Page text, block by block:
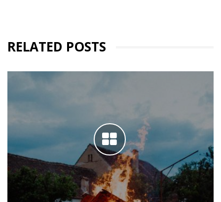
RELATED POSTS